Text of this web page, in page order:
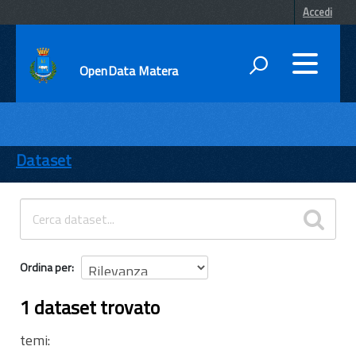
Accedi
OpenData Matera
ENTI
TEMI
INFORMAZIONI
Dataset
Ordina per
1 dataset trovato
temi: